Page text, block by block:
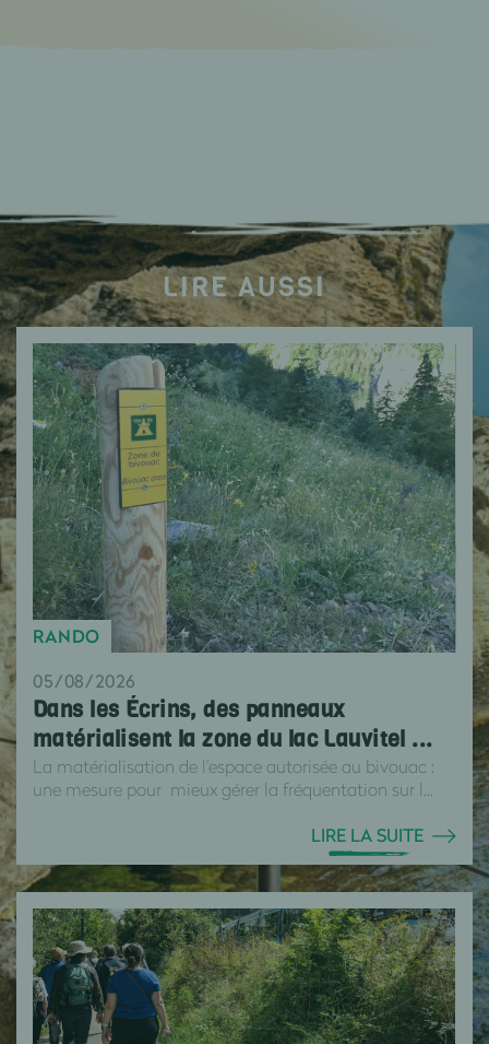
LIRE AUSSI
RANDO
05/08/2026
Dans les Écrins, des panneaux
matérialisent la zone du lac Lauvitel ...
La matérialisation de l'espace autorisée au bivouac :
une mesure pour mieux gérer la fréquentation sur l...
LIRE LA SUITE